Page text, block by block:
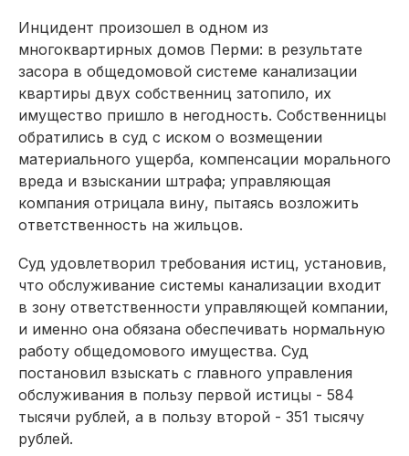
Инцидент произошел в одном из
многоквартирных домов Перми: в результате
засора в общедомовой системе канализации
квартиры двух собственниц затопило, их
имущество пришло в негодность. Собственницы
обратились в суд с иском о возмещении
материального ущерба, компенсации морального
вреда и взыскании штрафа; управляющая
компания отрицала вину, пытаясь возложить
ответственность на жильцов.
Суд удовлетворил требования истиц, установив,
что обслуживание системы канализации входит
в зону ответственности управляющей компании,
и именно она обязана обеспечивать нормальную
работу общедомового имущества. Суд
постановил взыскать с главного управления
обслуживания в пользу первой истицы - 584
тысячи рублей, а в пользу второй - 351 тысячу
рублей.